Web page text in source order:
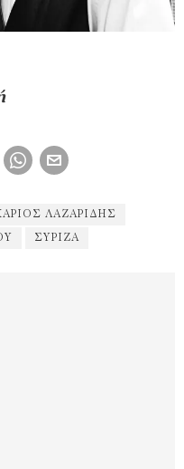
ΛΑΖΑΡΊΔΗΣ
ΣΥΡΙΖΑ